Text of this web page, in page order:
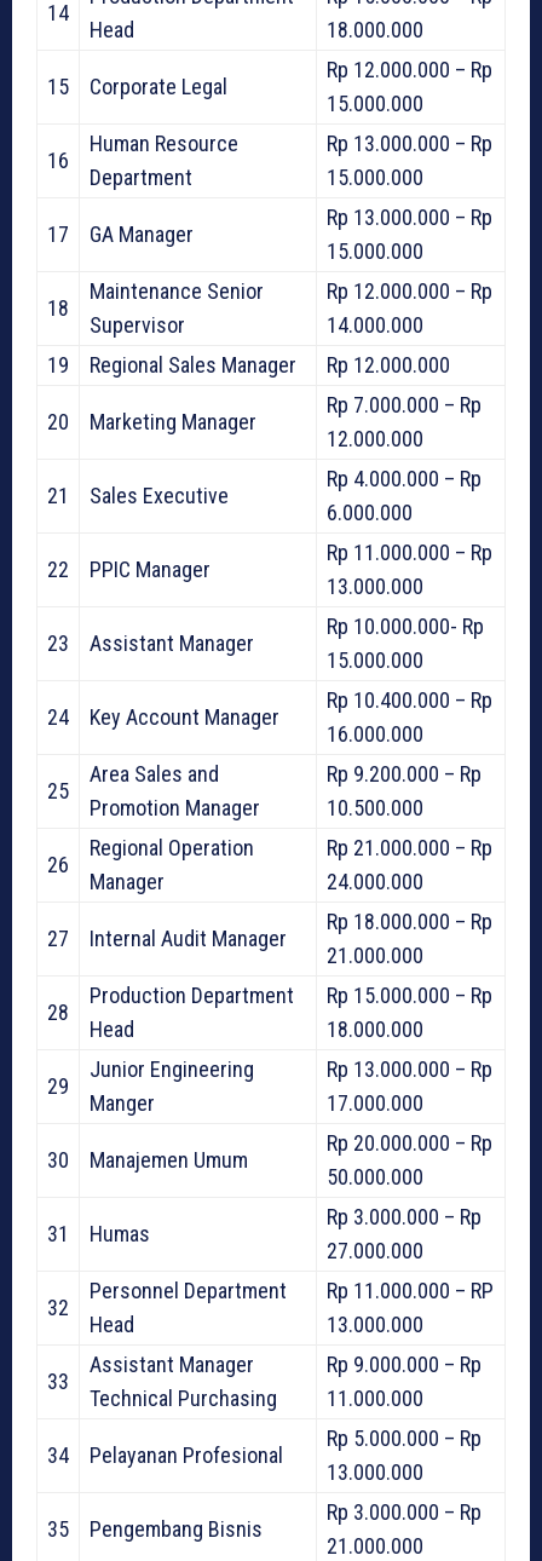
14
Head
18.000.000
15 Corporate Legal
Rp 12.000.000 – Rp
15.000.000
16
Human Resource
Department
Rp 13.000.000 – Rp
15.000.000
17 GA Manager
Rp 13.000.000 – Rp
15.000.000
18
Maintenance Senior
Supervisor
Rp 12.000.000 – Rp
14.000.000
19
Regional Sales Manager Rp 12.000.000
20 Marketing Manager
Rp 7.000.000 – Rp
12.000.000
21 Sales Executive
Rp 4.000.000 – Rp
6.000.000
22 PPIC Manager
Rp 11.000.000 – Rp
13.000.000
23 Assistant Manager
Rp 10.000.000- Rp
15.000.000
24 Key Account Manager
Rp 10.400.000 – Rp
16.000.000
25
Area Sales and
Promotion Manager
Rp 9.200.000 – Rp
10.500.000
26
Regional Operation
Manager
Rp 21.000.000 – Rp
24.000.000
27 Internal Audit Manager
Rp 18.000.000 – Rp
21.000.000
28
Production Department
Head
Rp 15.000.000 – Rp
18.000.000
29
Junior Engineering
Manger
Rp 13.000.000 – Rp
17.000.000
30 Manajemen Umum
Rp 20.000.000 – Rp
50.000.000
31 Humas
Rp 3.000.000 – Rp
27.000.000
32
Personnel Department
Head
Rp 11.000.000 – RP
13.000.000
33
Assistant Manager
Technical Purchasing
Rp 9.000.000 – Rp
11.000.000
34 Pelayanan Profesional
Rp 5.000.000 – Rp
13.000.000
35 Pengembang Bisnis
Rp 3.000.000 – Rp
21.000.000